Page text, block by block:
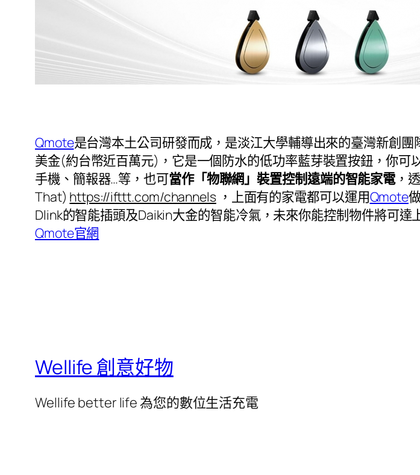
Qmote是台灣本土公司研發而成，是淡江大學輔導出來的臺灣新創團
美金(約台幣近百萬元)，它是一個防水的低功率藍芽裝置按鈕，你可
手機、簡報器…等，也可當作「物聯網」裝置控制遠端的智能家電，
That) https://ifttt.com/channels，上面有的家電都可以運用Qmote
Dlink的智能插頭及Daikin大金的智能冷氣，未來你能控制物件將可達
Qmote官網
Wellife 創意好物
Wellife better life 為您的數位生活充電